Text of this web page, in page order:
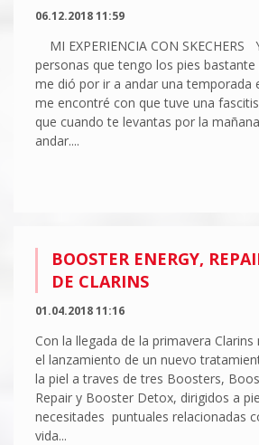
06.12.2018 11:59
MI EXPERIENCIA CON SKECHERS
personas que tengo los pies
me dió por ir a andar una temporada
me encontré con que tuve una
que cuando te levantas por la
andar....
BOOSTER ENERGY,
DE CLARINS
01.04.2018 11:16
Con la llegada de la primavera
el lanzamiento de un nuevo
la piel a traves de tres Boosters,
Repair y Booster Detox, dirigidos a
necesitades puntuales relacionadas
vida...